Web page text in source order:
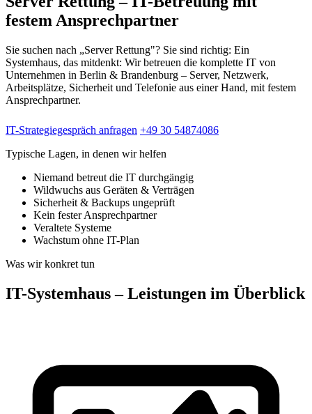
festem Ansprechpartner
Sie suchen nach „Server Rettung"? Sie sind richtig: Ein
Systemhaus, das mitdenkt: Wir betreuen die komplette IT von
Unternehmen in Berlin & Brandenburg – Server, Netzwerk,
Arbeitsplätze, Sicherheit und Telefonie aus einer Hand, mit festem
Ansprechpartner.
IT-Strategiegespräch anfragen +49 30 54874086
Typische Lagen, in denen wir helfen
Niemand betreut die IT durchgängig
Wildwuchs aus Geräten & Verträgen
Sicherheit & Backups ungeprüft
Kein fester Ansprechpartner
Veraltete Systeme
Wachstum ohne IT-Plan
Was wir konkret tun
IT-Systemhaus – Leistungen im Überblick